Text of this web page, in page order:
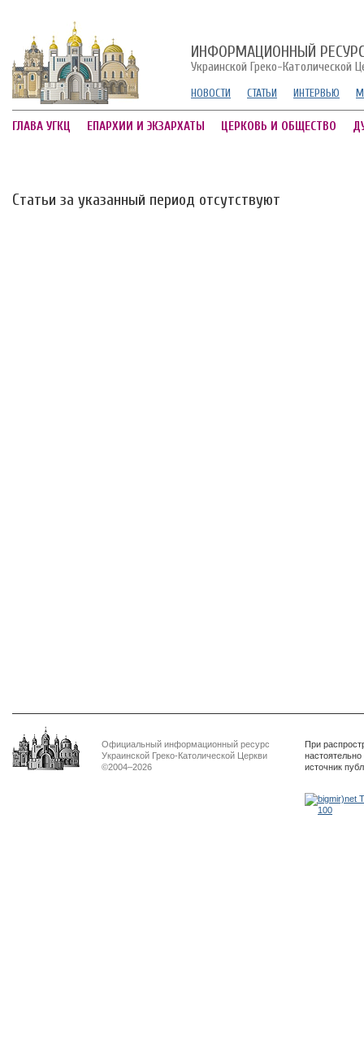
ИНФОРМАЦИОННЫЙ
Украинской Греко-Католической
НОВОСТИ СТАТЬИ ИНТЕРВЬЮ
ГЛАВА УГКЦ ЕПАРХИИ И ЭКЗАРХАТЫ ЦЕРКОВЬ И ОБЩЕСТВО
Статьи за указанный период отсутствуют
Официальный информационный ресурс
Украинской Греко-Католической Церкви
©2004–2026
При
источник